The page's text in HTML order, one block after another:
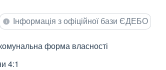
Інформація з офіційної бази ЄДЕБО
форма власності
4:1